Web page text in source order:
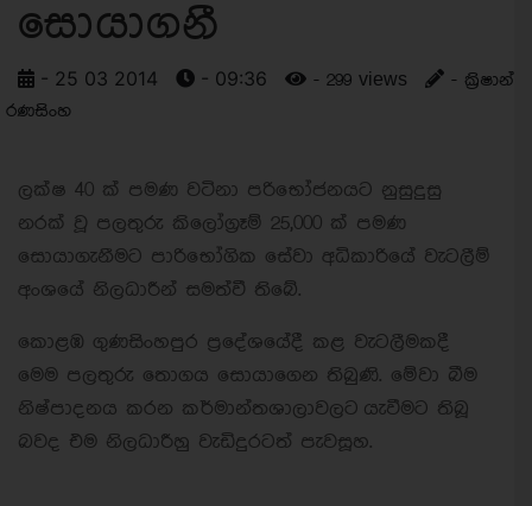
සොයාගනී
- 25 03 2014 - 09:36 - 299 views
- ක්‍රිෂාන්
රණසිංහ
ලක්ෂ 40 ක් පමණ වටිනා පරිභෝජනයට නුසුදුසු
නරක් වූ පලතුරු කිලෝග්‍රෑම් 25,000 ක් පමණ
සොයාගැනීමට පාරිභෝගික සේවා අධිකාරියේ වැටලීම්
අංශයේ නිලධාරීන් සමත්වී තිබේ.
කොළඹ ගුණසිංහපුර ප්‍රදේශයේදී කළ වැටලීමකදී
මෙම පලතුරු තොගය සොයාගෙන තිබුණි. මේවා බීම
නිෂ්පාදනය කරන කර්මාන්තශාලාවලට යැවීමට තිබූ
බවද එම නිලධාරීහු වැඩිදුරටත් පැවසූහ.